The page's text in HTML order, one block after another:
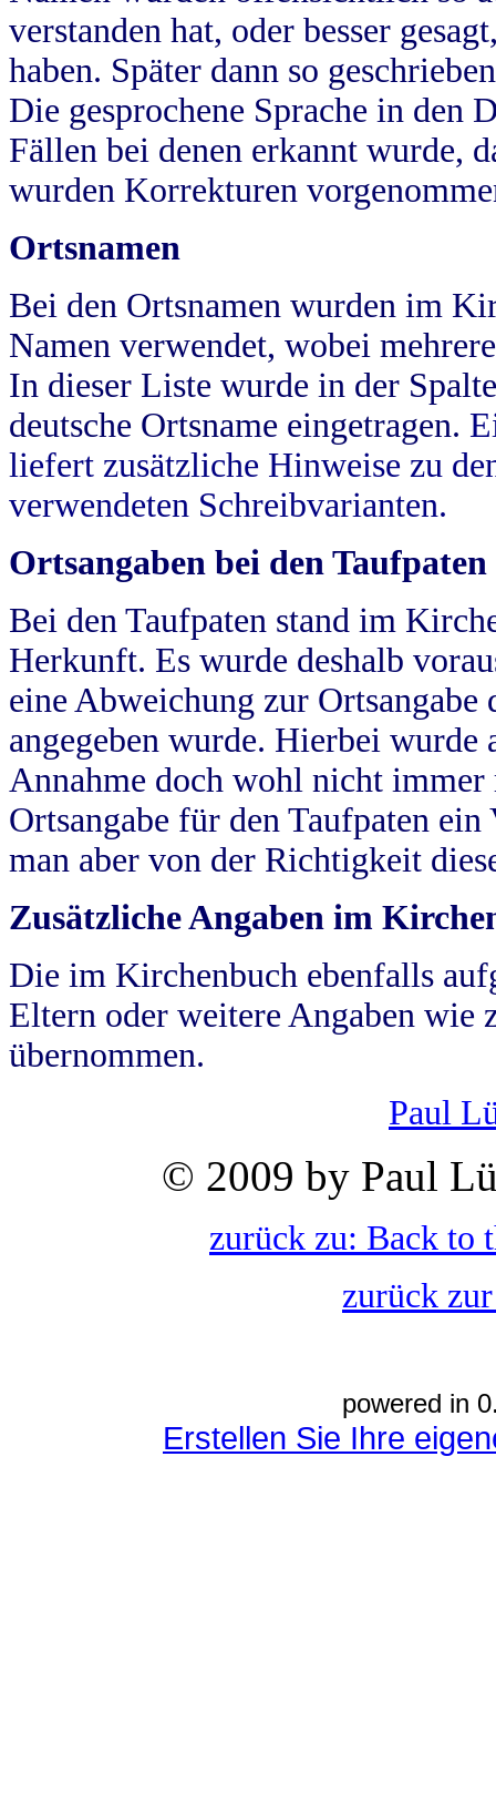
verstanden hat, oder besser
haben. Später dann so
Die gesprochene Sprache in
Fällen bei denen erkannt wurde,
wurden Korrekturen
Ortsnamen
Bei den Ortsnamen wurden im
Namen verwendet, wobei
In dieser Liste wurde in der
deutsche Ortsname eingetragen.
liefert zusätzliche Hinweise zu
verwendeten Schreibvarianten.
Ortsangaben bei den Taufpaten
Bei den Taufpaten stand im
Herkunft. Es wurde deshalb
eine Abweichung zur
angegeben wurde. Hierbei wurde
Annahme doch wohl nicht
Ortsangabe für den Taufpaten
man aber von der Richtigkeit
Zusätzliche Angaben im
Die im Kirchenbuch ebenfalls
Eltern oder weitere Angaben wie
übernommen.
Paul
© 2009 by Paul
zurück zu: Back to
zurück
powered in
Erstellen Sie Ihre